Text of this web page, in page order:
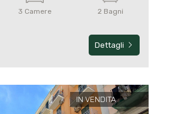
3 Camere 2 Bagni
Dettagli
IN VENDITA